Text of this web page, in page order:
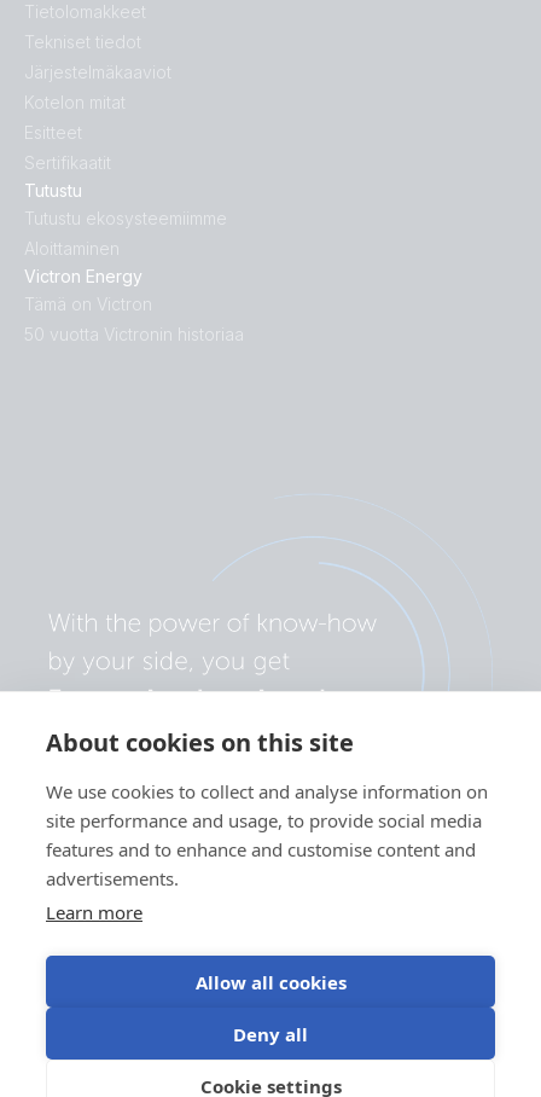
About cookies on this site
We use cookies to collect and analyse information on
site performance and usage, to provide social media
features and to enhance and customise content and
advertisements.
Learn more
Allow all cookies
Deny all
Cookie settings
Tutustu
Tutustu ekosysteemiimme
Aloittaminen
Victron Energy
Tämä on Victron
50 vuotta Victronin historiaa
Tietolomakkeet
Tekniset tiedot
Järjestelmäkaaviot
Kotelon mitat
Esitteet
Sertifikaatit
Yksityisyyskäytäntö
©Victron Energy 2026